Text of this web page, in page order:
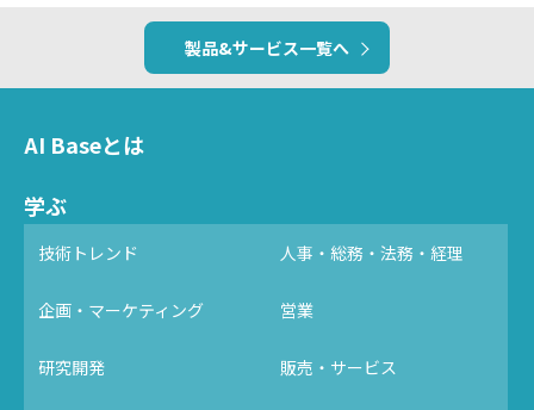
製品&サービス一覧へ
AI Baseとは
学ぶ
技術トレンド 人事・総務・法務・経理
企画・マーケティング 営業
研究開発 販売・サービス